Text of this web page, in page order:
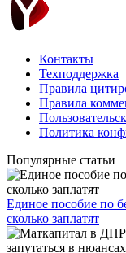
Контакты
Техподдержка
Правила
Правила
Политика
Популярные статьи
Единое пособие по
сколько заплатят